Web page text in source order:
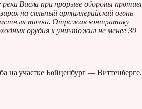
реки Висла при прорыве обороны
на сильный артиллерийский огонь
точки. Отражая контратаку
орудия и уничтожил не менее 30
на участке Бойценбург — Виттенберге,